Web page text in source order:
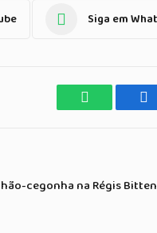
Siga em
WhatsApp
cegonha na Régis